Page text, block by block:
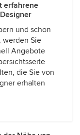
erfahrene
und schon
werden Sie
Angebote
die Sie von
erhalten